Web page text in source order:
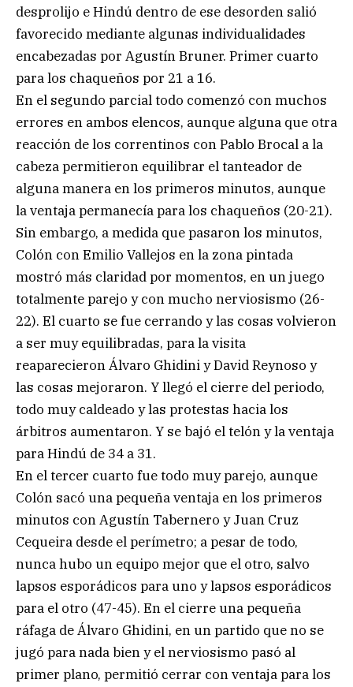
desprolijo e Hindú dentro de ese desorden salió
favorecido mediante algunas individualidades
encabezadas por Agustín Bruner. Primer cuarto
para los chaqueños por 21 a 16.
En el segundo parcial todo comenzó con muchos
errores en ambos elencos, aunque alguna que otra
reacción de los correntinos con Pablo Brocal a la
cabeza permitieron equilibrar el tanteador de
alguna manera en los primeros minutos, aunque
la ventaja permanecía para los chaqueños (20-21).
Sin embargo, a medida que pasaron los minutos,
Colón con Emilio Vallejos en la zona pintada
mostró más claridad por momentos, en un juego
totalmente parejo y con mucho nerviosismo (26-
22). El cuarto se fue cerrando y las cosas volvieron
a ser muy equilibradas, para la visita
reaparecieron Álvaro Ghidini y David Reynoso y
las cosas mejoraron. Y llegó el cierre del periodo,
todo muy caldeado y las protestas hacia los
árbitros aumentaron. Y se bajó el telón y la ventaja
para Hindú de 34 a 31.
En el tercer cuarto fue todo muy parejo, aunque
Colón sacó una pequeña ventaja en los primeros
minutos con Agustín Tabernero y Juan Cruz
Cequeira desde el perímetro; a pesar de todo,
nunca hubo un equipo mejor que el otro, salvo
lapsos esporádicos para uno y lapsos esporádicos
para el otro (47-45). En el cierre una pequeña
ráfaga de Álvaro Ghidini, en un partido que no se
jugó para nada bien y el nerviosismo pasó al
primer plano, permitió cerrar con ventaja para los